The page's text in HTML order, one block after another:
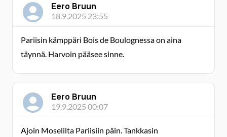
Eero Bruun
18.9.2025 23:55
Pariisin kämppäri Bois de Boulognessa on aina
täynnä. Harvoin pääsee sinne.
Eero Bruun
19.9.2025 00:07
Ajoin Moselilta Pariisiin päin. Tankkasin